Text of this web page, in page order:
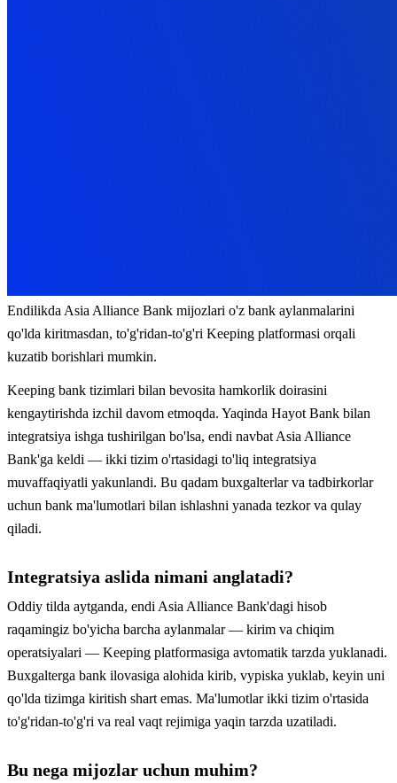
Endilikda Asia Alliance Bank mijozlari o'z bank aylanmalarini
qo'lda kiritmasdan, to'g'ridan-to'g'ri Keeping platformasi orqali
kuzatib borishlari mumkin.
Keeping bank tizimlari bilan bevosita hamkorlik doirasini
kengaytirishda izchil davom etmoqda. Yaqinda Hayot Bank bilan
integratsiya ishga tushirilgan bo'lsa, endi navbat Asia Alliance
Bank'ga keldi — ikki tizim o'rtasidagi to'liq integratsiya
muvaffaqiyatli yakunlandi. Bu qadam buxgalterlar va tadbirkorlar
uchun bank ma'lumotlari bilan ishlashni yanada tezkor va qulay
qiladi.
Integratsiya aslida nimani anglatadi?
Oddiy tilda aytganda, endi Asia Alliance Bank'dagi hisob
raqamingiz bo'yicha barcha aylanmalar — kirim va chiqim
operatsiyalari — Keeping platformasiga avtomatik tarzda yuklanadi.
Buxgalterga bank ilovasiga alohida kirib, vypiska yuklab, keyin uni
qo'lda tizimga kiritish shart emas. Ma'lumotlar ikki tizim o'rtasida
to'g'ridan-to'g'ri va real vaqt rejimiga yaqin tarzda uzatiladi.
Bu nega mijozlar uchun muhim?